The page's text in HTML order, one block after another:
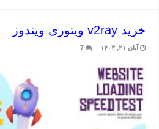
خرید v2ray ویتوری ویندوز
آبان ۲۱, ۱۴۰۳ 7